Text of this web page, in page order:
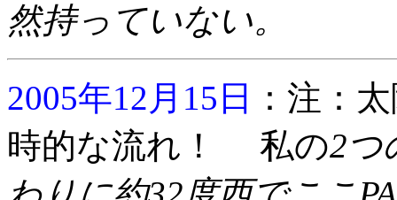
然持っていない。
2005年12月15日
：注：
時的な流れ！ 私の2つ